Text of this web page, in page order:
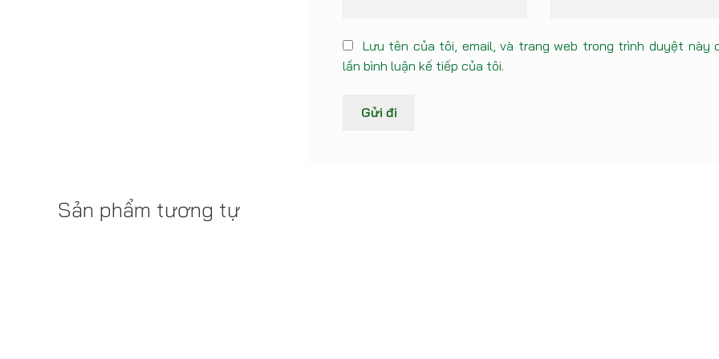
Lưu tên của tôi, email, và trang web trong trình duyệt này
lần bình luận kế tiếp của tôi.
Sản phẩm tương tự